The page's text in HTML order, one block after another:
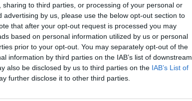
to third parties, or processing of your personal or
advertising by us, please use the below opt-out section to
that after your opt-out request is processed you may
based on personal information utilized by us or personal
prior to your opt-out. You may separately opt-out of the
information by third parties on the IAB’s list of downstream
also be disclosed by us to third parties on the IAB’s List of
further disclose it to other third parties.